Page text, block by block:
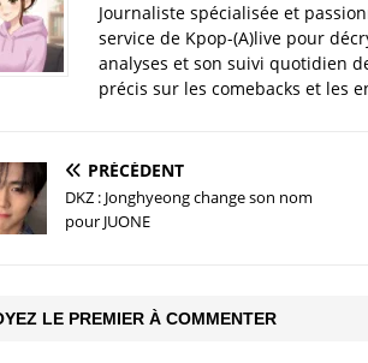
Journaliste spécialisée et
service de Kpop-(A)live pour
analyses et son suivi quotidien
précis sur les comebacks et les
PRÉCÉDENT
DKZ : Jonghyeong change son nom
pour JUONE
LE PREMIER À COMMENTER